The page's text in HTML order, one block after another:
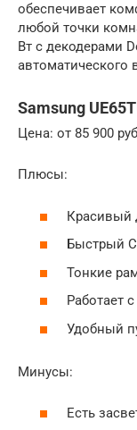
обеспечивает
любой точки
Вт с декодерами
автоматического
Samsung
Цена: от 85 900
Плюсы:
Красивый
Быстрый
Тонкие
Работает
Удобный
Минусы:
Есть